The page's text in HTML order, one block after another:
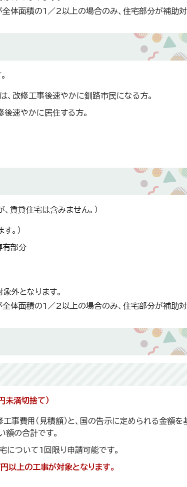
体面積の1／2以上の場合のみ、住宅部分が補助対
改修工事後速やかに釧路市民になる方。
速やかに居住する方。
賃貸住宅は含みません。）
。）
有部分
外となります。
体面積の1／2以上の場合のみ、住宅部分が補助対
満切捨て）
事費用（見積額）と、国の告示に定められる金額
額の合計です。
について1回限り申請可能です。
以上の工事が対象となります。